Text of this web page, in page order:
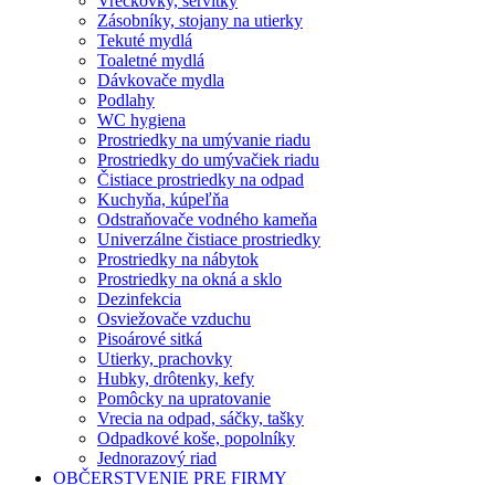
Zásobníky, stojany na utierky
Tekuté mydlá
Toaletné mydlá
Dávkovače mydla
Podlahy
WC hygiena
Prostriedky na umývanie riadu
Prostriedky do umývačiek riadu
Čistiace prostriedky na odpad
Kuchyňa, kúpeľňa
Odstraňovače vodného kameňa
Univerzálne čistiace prostriedky
Prostriedky na nábytok
Prostriedky na okná a sklo
Dezinfekcia
Osviežovače vzduchu
Pisoárové sitká
Utierky, prachovky
Hubky, drôtenky, kefy
Pomôcky na upratovanie
Vrecia na odpad, sáčky, tašky
Odpadkové koše, popolníky
Jednorazový riad
OBČERSTVENIE PRE FIRMY